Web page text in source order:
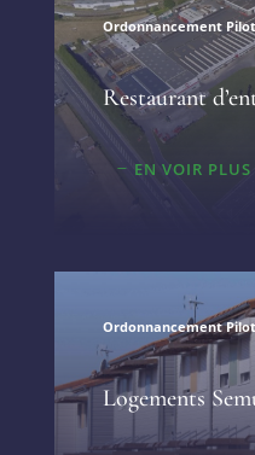
Ordonnancement
Restaurant
EN VOIR PLUS
Ordonnancement
Logements